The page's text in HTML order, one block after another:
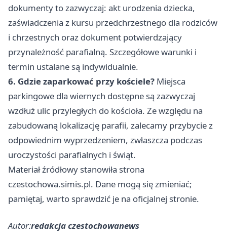
dokumenty to zazwyczaj: akt urodzenia dziecka,
zaświadczenia z kursu przedchrzestnego dla rodziców
i chrzestnych oraz dokument potwierdzający
przynależność parafialną. Szczegółowe warunki i
termin ustalane są indywidualnie.
6. Gdzie zaparkować przy kościele? Miejsca
parkingowe dla wiernych dostępne są zazwyczaj
wzdłuż ulic przyległych do kościoła. Ze względu na
zabudowaną lokalizację parafii, zalecamy przybycie z
odpowiednim wyprzedzeniem, zwłaszcza podczas
uroczystości parafialnych i świąt.
Materiał źródłowy stanowiła strona
czestochowa.simis.pl. Dane mogą się zmieniać;
pamiętaj, warto sprawdzić je na oficjalnej stronie.
Autor:redakcja czestochowanews